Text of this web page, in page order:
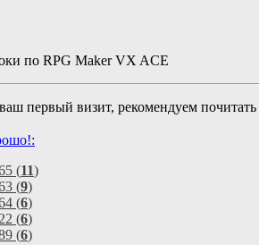
по RPG Maker VX ACE
первый визит, рекомендуем почитать
(11)
(9)
(6)
(6)
(6)